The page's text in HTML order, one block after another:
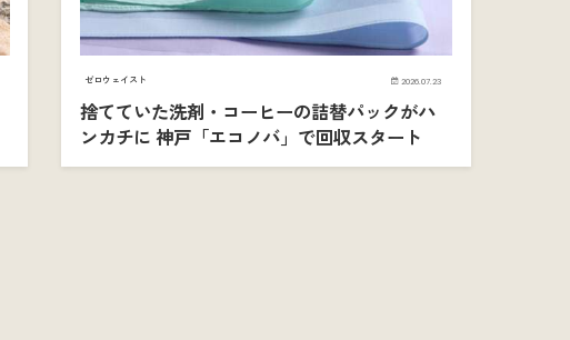
ゼロウェイスト 2026.07.23
捨てていた洗剤・コーヒーの詰替パックがハ
ンカチに 神戸「エコノバ」で回収スタート